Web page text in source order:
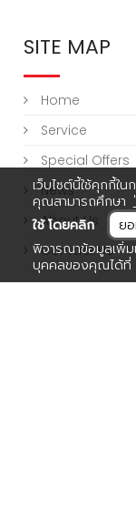
เว็บไซต์นี้ใช้คุกกี้ใ
คุณสามารถศึกษา
ใช้ โดยคลิก
ย
พิจารณาข้อมูลเพิ่ม
บุคคลของคุณได้ที่
SITE MAP
Home
Service
Special Offers
News
About Us
Contact Us